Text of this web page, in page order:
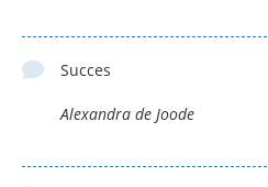
Succes
Alexandra de Joode